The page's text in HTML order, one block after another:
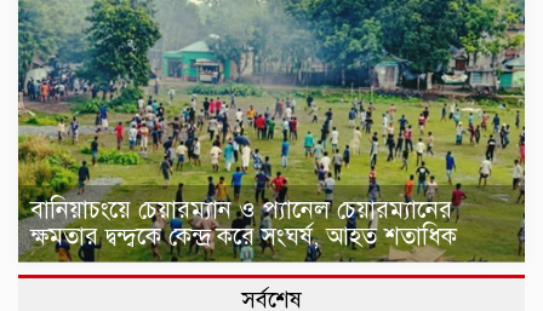
বানিয়াচংয়ে চেয়ারম্যান ও প্যানেল চেয়ারম্যানের
ক্ষমতার দ্বন্দ্বকে কেন্দ্র করে সংঘর্ষ, আহত শতাধিক
সর্বশেষ